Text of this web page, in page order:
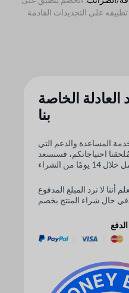
الخاصة
بنا
المساعدة والدعم التي
احتياجاتكم، فسنسعد
لا نرد المبلغ المدفوع
في حال شراء المنتج بخصم.